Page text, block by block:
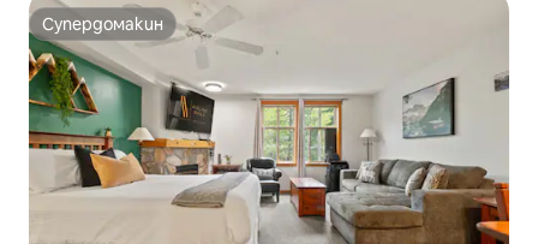
Супердомакин
Супердомакин